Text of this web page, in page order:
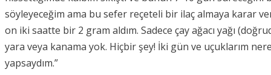
söyleyeceğim ama bu sefer reçeteli bir ilaç almaya karar
on iki saatte bir 2 gram aldım. Sadece çay ağacı yağı
yara veya kanama yok. Hiçbir şey! İki gün ve uçuklarım
yapsaydım.”